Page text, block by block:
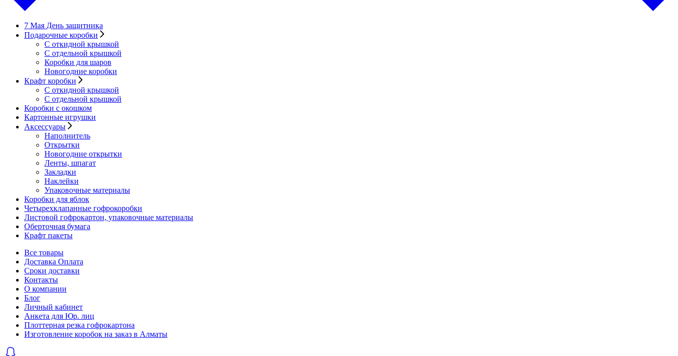
7 Мая День защитника
Подарочные коробки
С откидной крышкой
С отдельной крышкой
Коробки для шаров
Новогодние коробки
Крафт коробки
С откидной крышкой
С отдельной крышкой
Коробки с окошком
Картонные игрушки
Аксессуары
Наполнитель
Открытки
Новогодние открытки
Ленты, шпагат
Закладки
Наклейки
Упаковочные материалы
Коробки для яблок
Четырехклапанные гофрокоробки
Листовой гофрокартон, упаковочные материалы
Оберточная бумага
Крафт пакеты
Все товары
Доставка Оплата
Сроки доставки
Контакты
О компании
Блог
Личный кабинет
Анкета для Юр. лиц
Плоттерная резка гофрокартона
Изготовление коробок на заказ в Алматы